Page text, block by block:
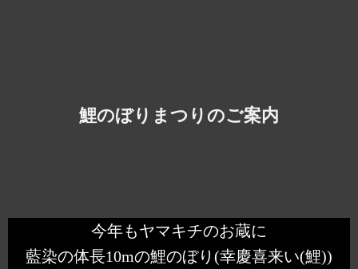
鯉のぼりまつりのご案内
今年もヤマキチのお蔵に
藍染の体長10mの鯉のぼり(幸慶喜来い(鯉))